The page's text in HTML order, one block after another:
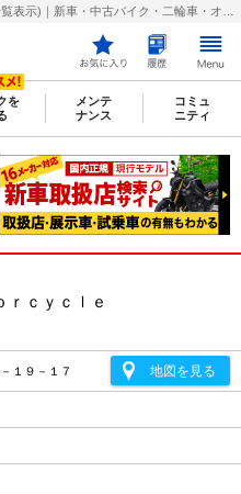
を
メンテ
ナンス
コミュ
ニティ
ｃｙｃｌｅ
１９－１７ 地図を見る